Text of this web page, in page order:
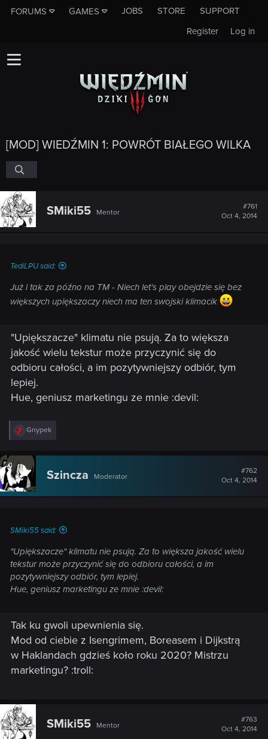
FORUMS GAMES JOBS STORE
SUPPORT
Log in
Register
[MOD] WIEDŹMIN 1: POWRÓT BIAŁEGO WILKA
SMiki55 Mentor
#761
Oct 4, 2014
TediLPU said:
Już i tak za późno na TM - Niech let's play obejdzie się bez
większych upiększaczy niech ma ten swojski klimacik
"Upiększacze" klimatu nie psują. Za to większa
jakość wielu tekstur może przyczynić się do
odbioru całości, a im pozytywniejszy odbiór, tym
lepiej.
Hue, geniusz marketingu ze mnie :devil:
R
e
c
t
i
o
n
Gnypek
Szincza Moderator
#762
Oct 4, 2014
SMiki55 said:
"Upiększacze" klimatu nie psują. Za to większa jakość wielu
tekstur może przyczynić się do odbioru całości, a im
pozytywniejszy odbiór, tym lepiej.
Hue, geniusz marketingu ze mnie :devil:
Tak ku gwoli upewnienia się.
Mod od ciebie z Isengrimem, Boreasem i Dijkstrą
w Haklandach gdzieś koło roku 2020? Mistrzu
marketingu? :troll:
SMiki55 Mentor
#763
Oct 4, 2014